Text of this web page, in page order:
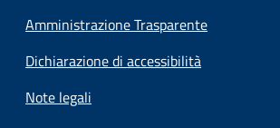
Amministrazione Trasparente
Dichiarazione di accessibilità
Note legali